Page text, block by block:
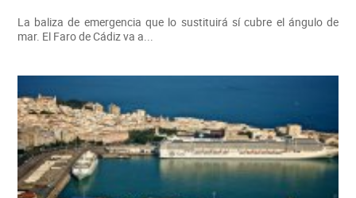
La baliza de emergencia que lo sustituirá sí cubre el ángulo de
mar. El Faro de Cádiz va a...